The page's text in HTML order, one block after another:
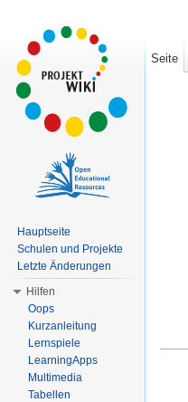
Seite
Hauptseite
Schulen und Projekte
Letzte Änderungen
Hilfen
Oops
Kurzanleitung
Lernspiele
LearningApps
Multimedia
Tabellen